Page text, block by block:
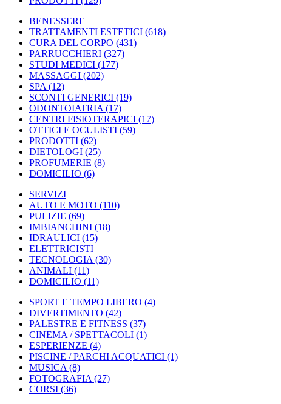
BENESSERE
TRATTAMENTI ESTETICI (618)
CURA DEL CORPO (431)
PARRUCCHIERI (327)
STUDI MEDICI (177)
MASSAGGI (202)
SPA (12)
SCONTI GENERICI (19)
ODONTOIATRIA (17)
CENTRI FISIOTERAPICI (17)
OTTICI E OCULISTI (59)
PRODOTTI (62)
DIETOLOGI (25)
PROFUMERIE (8)
DOMICILIO (6)
SERVIZI
AUTO E MOTO (110)
PULIZIE (69)
IMBIANCHINI (18)
IDRAULICI (15)
ELETTRICISTI
TECNOLOGIA (30)
ANIMALI (11)
DOMICILIO (11)
SPORT E TEMPO LIBERO (4)
DIVERTIMENTO (42)
PALESTRE E FITNESS (37)
CINEMA / SPETTACOLI (1)
ESPERIENZE (4)
PISCINE / PARCHI ACQUATICI (1)
MUSICA (8)
FOTOGRAFIA (27)
CORSI (36)